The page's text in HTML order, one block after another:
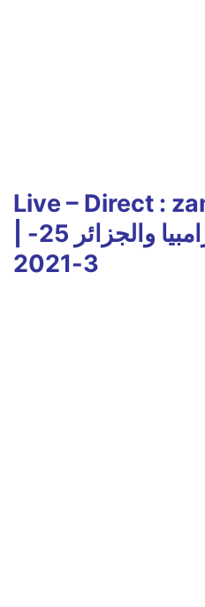
Live – Direct :
3-2021